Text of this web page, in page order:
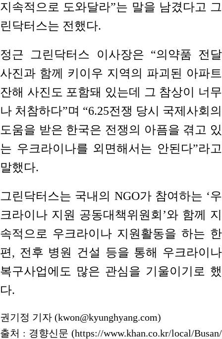
지속적으로 도와달라”는 말을 남겼다고 그
린닥터스는 전했다.
정근 그린닥터스 이사장은 “의약품 전달
사진과 함께 키이우 지역의 파괴된 아파트
잔해 사진도 포함돼 있는데 그 참상이 너무
나 처참하다”며 “6.25전쟁 당시 국제사회의
도움을 받은 한국은 전쟁의 아픔을 겪고 있
는 우크라이나를 외면해서는 안된다”라고
말했다.
그린닥터스는 국내의 NGO가 참여하는 ‘우
크라이나 지원 공동대책위원회’와 함께 지
속적으로 우크라이나 지원활동을 하는 한
편, 전후 병원 건설 등을 통해 우크라이나
복구사업에도 많은 관심을 기울이기로 했
다.
권기정 기자 (kwon@kyunghyang.com)
출처 : 경향신문 (https://www.khan.co.kr/local/Busan/